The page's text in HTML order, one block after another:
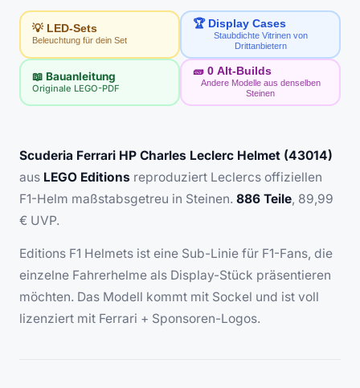
💡 LED-Sets
Beleuchtung für dein Set
🏆 Display Cases
Staubdichte Vitrinen von
Drittanbietern
📖 Bauanleitung
Originale LEGO-PDF
🧱 0 Alt-Builds
Andere Modelle aus denselben
Steinen
Scuderia Ferrari HP Charles Leclerc Helmet (43014)
aus LEGO Editions reproduziert Leclercs offiziellen
F1-Helm maßstabsgetreu in Steinen. 886 Teile, 89,99
€ UVP.
Editions F1 Helmets ist eine Sub-Linie für F1-Fans, die
einzelne Fahrerhelme als Display-Stück präsentieren
möchten. Das Modell kommt mit Sockel und ist voll
lizenziert mit Ferrari + Sponsoren-Logos.